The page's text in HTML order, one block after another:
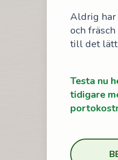
Aldrig har
och
till det
Testa nu
tidigare